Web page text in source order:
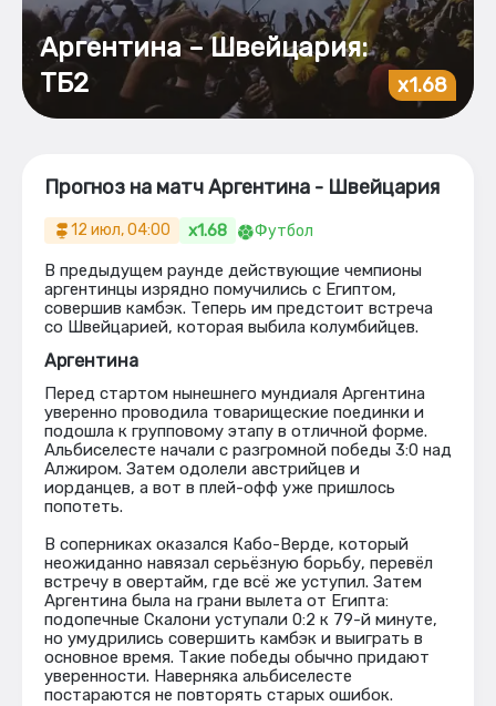
Аргентина – Швейцария:
ТБ2
x1.68
Прогноз на матч Аргентина - Швейцария
12 июл, 04:00 x1.68 Футбол
В предыдущем раунде действующие чемпионы
аргентинцы изрядно помучились с Египтом,
совершив камбэк. Теперь им предстоит встреча
со Швейцарией, которая выбила колумбийцев.
Аргентина
Перед стартом нынешнего мундиаля Аргентина
уверенно проводила товарищеские поединки и
подошла к групповому этапу в отличной форме.
Альбиселесте начали с разгромной победы 3:0 над
Алжиром. Затем одолели австрийцев и
иорданцев, а вот в плей-офф уже пришлось
попотеть.
В соперниках оказался Кабо-Верде, который
неожиданно навязал серьёзную борьбу, перевёл
встречу в овертайм, где всё же уступил. Затем
Аргентина была на грани вылета от Египта:
подопечные Скалони уступали 0:2 к 79-й минуте,
но умудрились совершить камбэк и выиграть в
основное время. Такие победы обычно придают
уверенности. Наверняка альбиселесте
постараются не повторять старых ошибок.